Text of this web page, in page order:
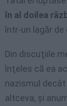
în al doilea
într-un lagăr de
Din discuţiile
înţeles că ea
nazismul
altceva, şi